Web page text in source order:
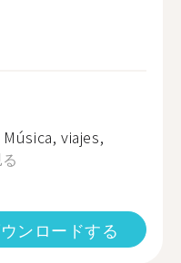
viajes,
ンロードする